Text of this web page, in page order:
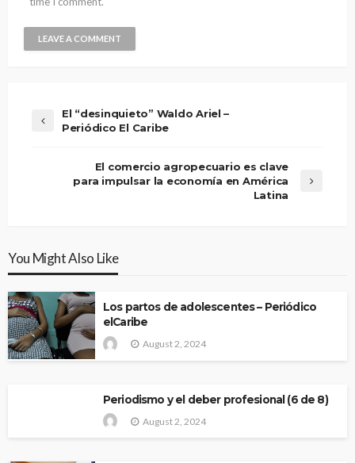
El “desinquieto” Waldo Ariel –
Periódico El Caribe
El comercio agropecuario es clave
para impulsar la economía en América
Latina
You Might Also Like
Los partos de adolescentes – Periódico
elCaribe
August 2, 2024
Periodismo y el deber profesional (6 de 8)
August 2, 2024